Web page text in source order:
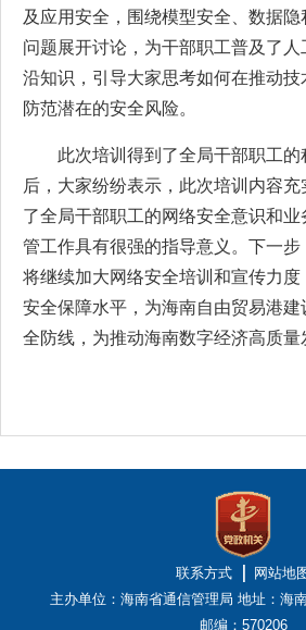
及应用安全，围绕模型安全、数据
问题展开讨论，为干部职工普及了
沿知识，引导大家思考如何在推动
防范潜在的安全风险。
此次培训得到了全局干部职工
后，大家纷纷表示，此次培训内容
了全局干部职工的网络安全意识和
管工作具有很强的指导意义。下一
将继续加大网络安全培训和宣传力
安全保障水平，为海南自由贸易港
全防线，为推动海南数字经济高质量
联系方式
网站地
主办单位：海南省通信管理局 地址：海
邮编：570206